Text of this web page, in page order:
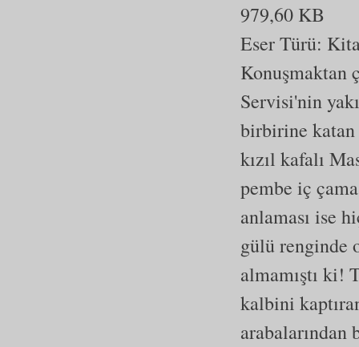
979,60 KB
Eser Türü:
Konuşmaktan
Servisi'nin
birbirine katan
kızıl kafalı
pembe iç
anlaması ise
gülü renginde
almamıştı ki!
kalbini
arabalarından